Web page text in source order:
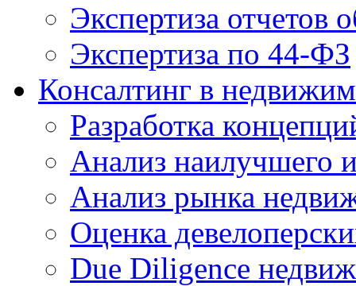
Экспертиза отчетов
Экспертиза по 44-ФЗ
Консалтинг в
Разработка
Анализ наилучшего
Анализ рынка
Оценка
Due Diligence